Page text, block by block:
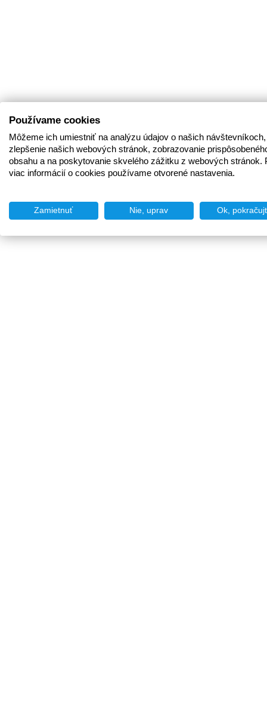
Používame cookies
Môžeme ich umiestniť na analýzu údajov o našich
zlepšenie našich webových stránok, zobrazovanie
obsahu a na poskytovanie skvelého zážitku z webových stránok.
viac informácií o cookies používame otvorené nastavenia.
Zamietnuť Nie, uprav Ok,